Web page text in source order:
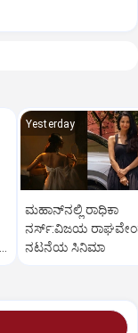
Yesterday
ಮಹಾನ್‌ನಲ್ಲಿ ರಾಧಿಕಾ
ನರ್ಸ್‌:ವಿಜಯ
ನಟನೆಯ ಸಿನಿಮಾ